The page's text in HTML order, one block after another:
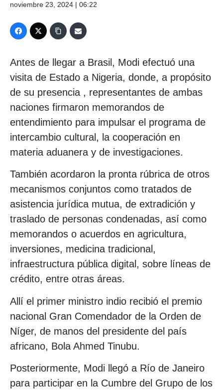
noviembre 23, 2024 | 06:22
Antes de llegar a Brasil, Modi efectuó una
visita de Estado a Nigeria, donde, a propósito
de su presencia , representantes de ambas
naciones firmaron memorandos de
entendimiento para impulsar el programa de
intercambio cultural, la cooperación en
materia aduanera y de investigaciones.
También acordaron la pronta rúbrica de otros
mecanismos conjuntos como tratados de
asistencia jurídica mutua, de extradición y
traslado de personas condenadas, así como
memorandos o acuerdos en agricultura,
inversiones, medicina tradicional,
infraestructura pública digital, sobre líneas de
crédito, entre otras áreas.
Allí el primer ministro indio recibió el premio
nacional Gran Comendador de la Orden de
Níger, de manos del presidente del país
africano, Bola Ahmed Tinubu.
Posteriormente, Modi llegó a Río de Janeiro
para participar en la Cumbre del Grupo de los